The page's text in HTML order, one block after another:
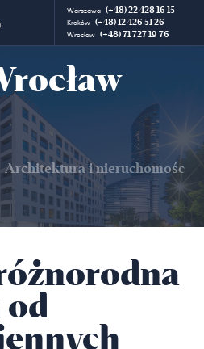
Warszawa (+48) 22 428 16 15
Kraków (+48) 12 426 51 26
Wrocław (+48) 71 727 19 76
Architektura i nieruchomości